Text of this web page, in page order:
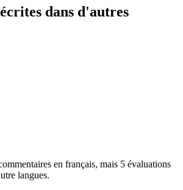
dans d'autres
en français, mais 5 évaluations
langues.